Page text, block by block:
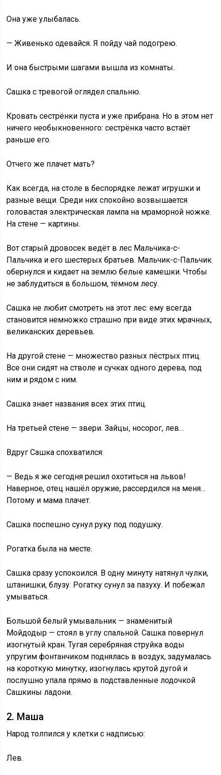
Она уже улыбалась.
— Живенько одевайся. Я пойду чай подогрею.
И она быстрыми шагами вышла из комнаты.
Сашка с тревогой оглядел спальню.
Кровать сестрёнки пуста и уже прибрана. Но в этом нет
ничего необыкновенного: сестрёнка часто встаёт
раньше его.
Отчего же плачет мать?
Как всегда, на столе в беспорядке лежат игрушки и
разные вещи. Среди них спокойно возвышается
головастая электрическая лампа на мраморной ножке.
На стене — картины.
Вот старый дровосек ведёт в лес Мальчика-с-
Пальчика и его шестерых братьев. Мальчик-с-Пальчик
обернулся и кидает на землю белые камешки. Чтобы
не заблудиться в большом, тёмном лесу.
Сашка не любит смотреть на этот лес: ему всегда
становится немножко страшно при виде этих мрачных,
великанских деревьев.
На другой стене — множество разных пёстрых птиц.
Все они сидят на стволе и сучках одного дерева, под
ним и рядом с ним.
Сашка знает названия всех этих птиц.
На третьей стене — звери. Зайцы, носорог, лев…
Вдруг Сашка спохватился:
— Ведь я же сегодня решил охотиться на львов!
Наверное, отец нашёл оружие, рассердился на меня…
Потому и мама плачет.
Сашка поспешно сунул руку под подушку.
Рогатка была на месте.
Сашка сразу успокоился. В одну минуту натянул чулки,
штанишки, блузу. Рогатку сунул за пазуху. И побежал
умываться.
Большой белый умывальник — знаменитый
Мойдодыр — стоял в углу спальной. Сашка повернул
изогнутый кран. Тугая серебряная струйка воды
упругим фонтанчиком поднялась в воздух, задумалась
на короткую минутку, изогнулась крутой дугой и
послушно упала прямо в подставленные лодочкой
Сашкины ладони.
2. Маша
Народ толпился у клетки с надписью:
Лев.